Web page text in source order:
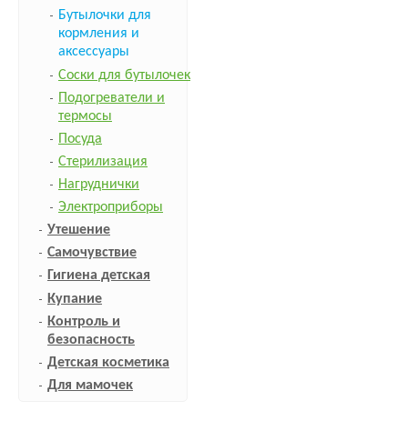
Бутылочки для
кормления и
аксессуары
Соски для бутылочек
Подогреватели и
термосы
Посуда
Стерилизация
Нагруднички
Электроприборы
Утешение
Самочувствие
Гигиена детская
Купание
Контроль и
безопасность
Детская косметика
Для мамочек